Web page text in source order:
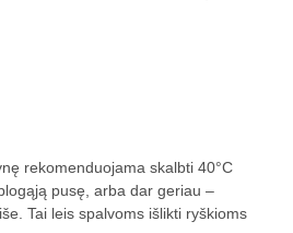
rekomenduojama skalbti 40°C
pusę, arba dar geriau –
Tai leis spalvoms išlikti ryškioms